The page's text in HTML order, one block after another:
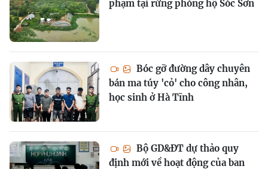
phạm tại rừng phòng hộ Sóc Sơn
Bóc gỡ đường dây chuyên
bán ma túy 'cỏ' cho công nhân,
học sinh ở Hà Tĩnh
Bộ GD&ĐT dự thảo quy
định mới về hoạt động của ban